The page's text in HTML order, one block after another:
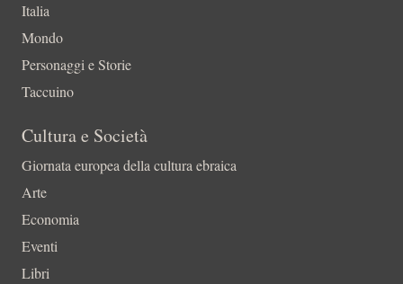
Italia
Mondo
Personaggi e Storie
Taccuino
Cultura e Società
Giornata europea della cultura ebraica
Arte
Economia
Eventi
Libri